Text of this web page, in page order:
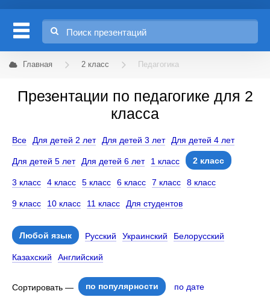
Главная 2 класс Педагогика
Презентации по педагогике для 2
класса
Все Для детей 2 лет Для детей 3 лет Для детей 4 лет
Для детей 5 лет Для детей 6 лет 1 класс 2 класс
3 класс 4 класс 5 класс 6 класс 7 класс 8 класс
9 класс 10 класс 11 класс Для студентов
Любой язык Русский Украинский Белорусский
Казахский Английский
Сортировать — по популярности по дате